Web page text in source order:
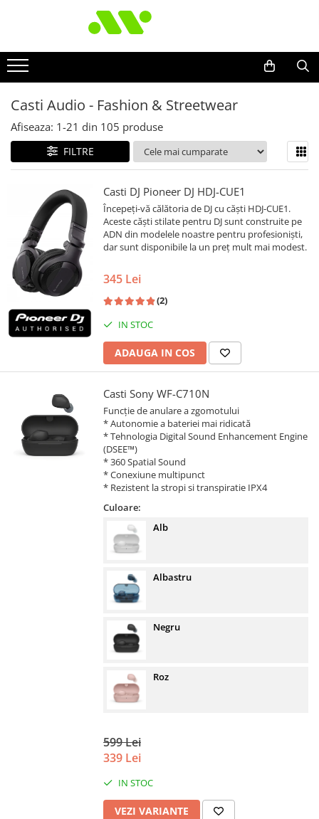
Casti Audio - Fashion & Streetwear
Afiseaza: 1-21 din 105 produse
FILTRE
Casti DJ Pioneer DJ HDJ-CUE1
Începeți-vă călătoria de DJ cu căști HDJ-CUE1.
Aceste căști stilate pentru DJ sunt construite pe
ADN din modelele noastre pentru profesioniști,
dar sunt disponibile la un preț mult mai modest.
345 Lei
(2)
IN STOC
ADAUGA IN COS
Casti Sony WF-C710N
Funcție de anulare a zgomotului
* Autonomie a bateriei mai ridicată
* Tehnologia Digital Sound Enhancement Engine
(DSEE™)
* 360 Spatial Sound
* Conexiune multipunct
* Rezistent la stropi si transpiratie IPX4
Culoare:
Alb
Albastru
Negru
Roz
599 Lei
339 Lei
IN STOC
VEZI VARIANTE